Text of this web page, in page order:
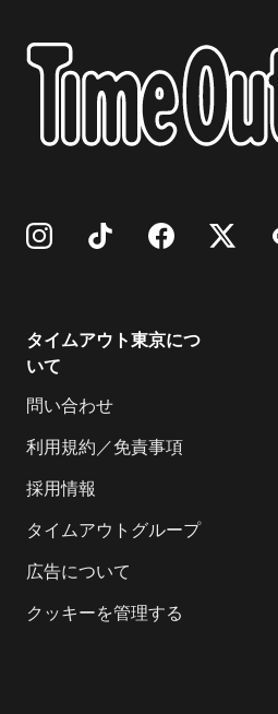
タイムアウト東京につ
いて
問い合わせ
利用規約／免責事項
採用情報
タイムアウトグループ
広告について
クッキーを管理する